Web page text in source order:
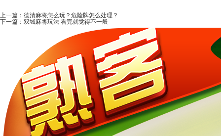
上一篇： 德清麻将怎么玩？危险牌怎么处理？
下一篇： 双城麻将玩法 看完就觉得不一般